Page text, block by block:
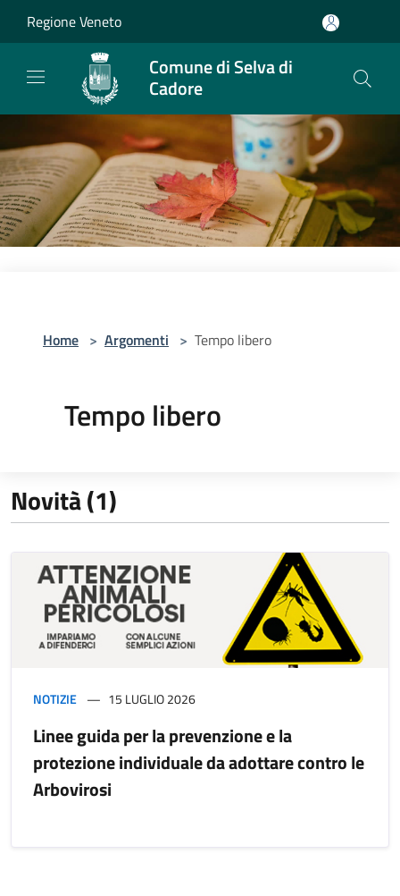
Regione Veneto
Comune di Selva di
Cadore
Home > Argomenti > Tempo libero
Tempo libero
Novità (1)
NOTIZIE 15 LUGLIO 2026
Linee guida per la prevenzione e la
protezione individuale da adottare contro le
Arbovirosi